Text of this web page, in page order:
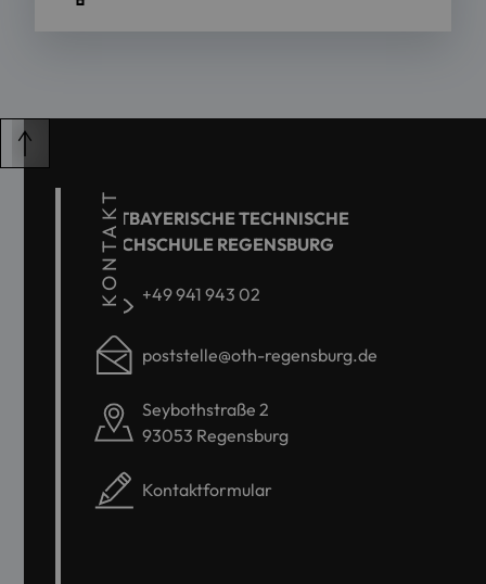
KONTAKT
OSTBAYERISCHE TECHNISCHE
HOCHSCHULE REGENSBURG
+49 941 943 02
poststelle@oth-regensburg.de
Seybothstraße 2
93053 Regensburg
Kontaktformular